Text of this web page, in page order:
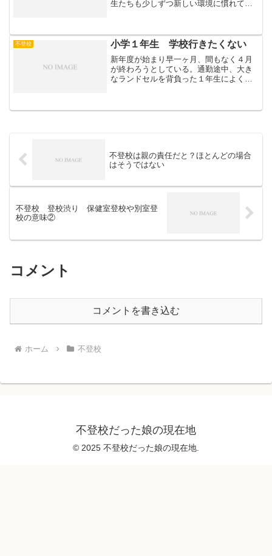
生たちも少しずつ新しい環境に慣れてき
年生！親元を離れ１人暮らし。今は夫と
私と不登校経験者の高校2...
不登校 小学１年生 学校行きたくない
新年度が始まり早一ヶ月、間もなく４月
が終わろうとしている。通勤途中、大き
なランドセルを背負った１年生によく遭
不登校は親の責任だと？ほとんどの場合
はそうではない
不登校 登校渋り 保健室登校や別室登
校の意味②
コメント
コメントを書き込む
ホーム 不登校
不登校だった娘の現在地
© 2025 不登校だった娘の現在地.